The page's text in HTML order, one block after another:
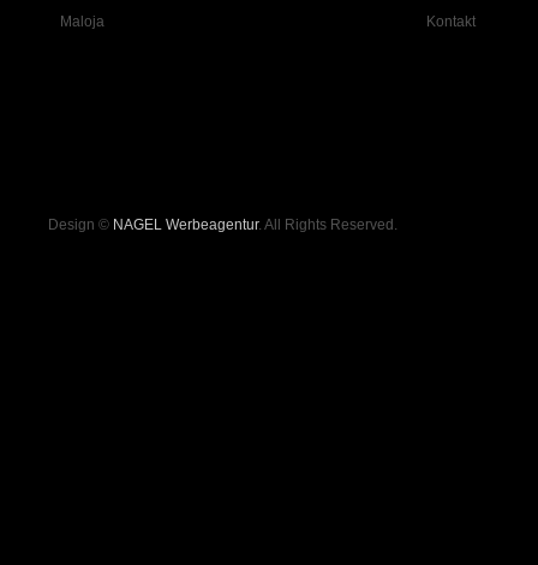
Maloja
Kontakt
Design © NAGEL Werbeagentur. All Rights Reserved.